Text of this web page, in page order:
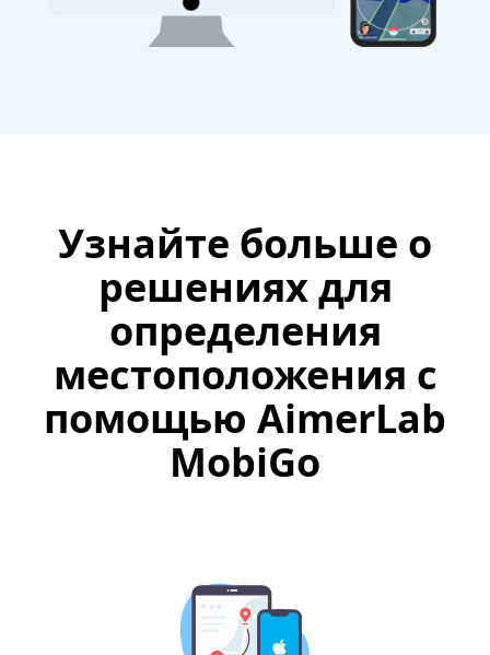
Узнайте больше о
решениях для
определения
местоположения с
помощью AimerLab
MobiGo